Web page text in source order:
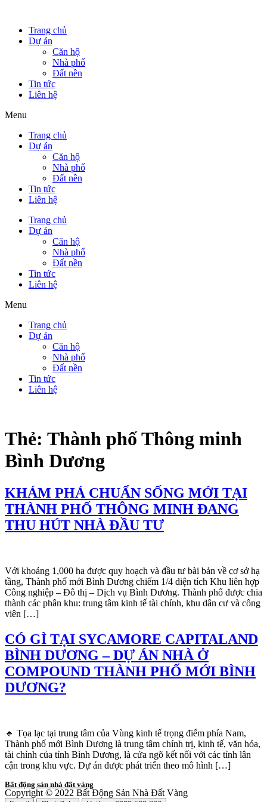
Trang chủ
Dự án
Căn hộ
Nhà phố
Đất nền
Tin tức
Liên hệ
Menu
Trang chủ
Dự án
Căn hộ
Nhà phố
Đất nền
Tin tức
Liên hệ
Trang chủ
Dự án
Căn hộ
Nhà phố
Đất nền
Tin tức
Liên hệ
Menu
Trang chủ
Dự án
Căn hộ
Nhà phố
Đất nền
Tin tức
Liên hệ
Thẻ: Thành phố Thông minh
Bình Dương
KHÁM PHÁ CHUẨN SỐNG MỚI TẠI
THÀNH PHỐ THÔNG MINH ĐANG
THU HÚT NHÀ ĐẦU TƯ
Với khoảng 1,000 ha được quy hoạch và đầu tư bài bản về cơ sở hạ
tầng, Thành phố mới Bình Dương chiếm 1/4 diện tích Khu liên hợp
Công nghiệp – Đô thị – Dịch vụ Bình Dương. Thành phố được chia
thành các phân khu: trung tâm kinh tế tài chính, khu dân cư và công
viên […]
CÓ GÌ TẠI SYCAMORE CAPITALAND
BÌNH DƯƠNG – DỰ ÁN NHÀ Ở
COMPOUND THÀNH PHỐ MỚI BÌNH
DƯƠNG?
🔹 Tọa lạc tại trung tâm của Vùng kinh tế trọng điểm phía Nam,
Thành phố mới Bình Dương là trung tâm chính trị, kinh tế, văn hóa,
tài chính của tỉnh Bình Dương, là cửa ngõ kết nối với các tỉnh lân
cận trong khu vực. Dự án được phát triển theo mô hình […]
Bất động sản nhà đất vàng
Copyright © 2022 Bất Động Sản Nhà Đất Vàng